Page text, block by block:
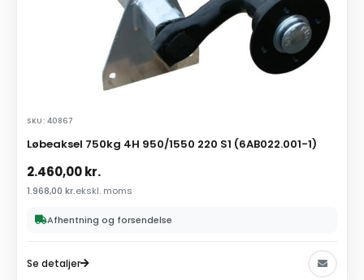
SKU: 40867
Løbeaksel 750kg 4H 950/1550 220 S1 (6AB022.001-1)
2.460,00kr.
1.968,00 kr.ekskl. moms
Afhentning og forsendelse
Se detaljer